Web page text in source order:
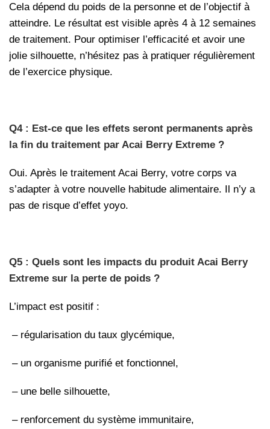
Cela dépend du poids de la personne et de l’objectif à
atteindre. Le résultat est visible après 4 à 12 semaines
de traitement. Pour optimiser l’efficacité et avoir une
jolie silhouette, n’hésitez pas à pratiquer régulièrement
de l’exercice physique.
Q4 : Est-ce que les effets seront permanents après
la fin du traitement par Acai Berry Extreme ?
Oui. Après le traitement Acai Berry, votre corps va
s’adapter à votre nouvelle habitude alimentaire. Il n’y a
pas de risque d’effet yoyo.
Q5 : Quels sont les impacts du produit Acai Berry
Extreme sur la perte de poids ?
L’impact est positif :
– régularisation du taux glycémique,
– un organisme purifié et fonctionnel,
– une belle silhouette,
– renforcement du système immunitaire,